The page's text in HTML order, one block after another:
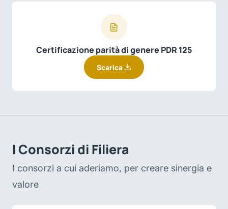
Certificazione parità di genere PDR 125
Scarica
I Consorzi di Filiera
I consorzi a cui aderiamo, per creare sinergia e
valore